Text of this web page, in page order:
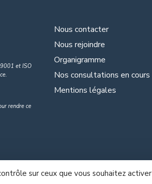
9001etISO
rendrece
Nous contacter
Nous rejoindre
Organigramme
Nos consultations en cours
Mentions légales
sur ceux que vous souhaitez activer